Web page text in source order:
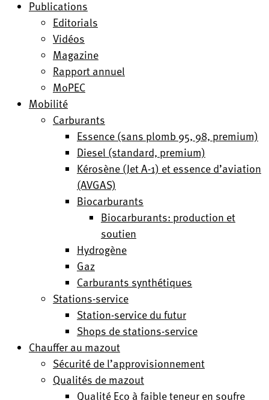
Publications
Editorials
Vidéos
Magazine
Rapport annuel
MoPEC
Mobilité
Carburants
Essence (sans plomb 95, 98, premium)
Diesel (standard, premium)
Kérosène (Jet A-1) et essence d’aviation
(AVGAS)
Biocarburants
Biocarburants: production et
soutien
Hydrogène
Gaz
Carburants synthétiques
Stations-service
Station-service du futur
Shops de stations-service
Chauffer au mazout
Sécurité de l’approvisionnement
Qualités de mazout
Qualité Eco à faible teneur en soufre